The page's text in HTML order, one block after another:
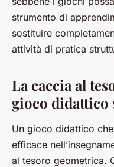
strumento di
sostituire
attività di pratica
La caccia al
gioco didattico
Un gioco didattico
efficace
al tesoro geometrica.